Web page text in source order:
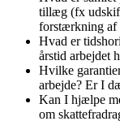
tillæg (fx
forstærkning
Hvad er
årstid arbejdet
Hvilke
arbejde? Er I
Kan I hjælpe
om